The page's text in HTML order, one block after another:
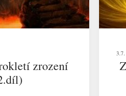
zrození